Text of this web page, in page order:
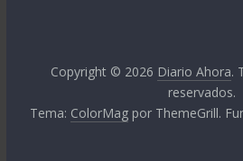
Copyright © 2026 Diario Ahora.
reservados.
Tema: ColorMag por ThemeGrill.